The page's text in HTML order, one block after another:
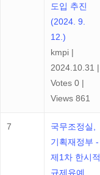
도입 추진
(2024. 9.
12.)
kmpi |
2024.10.31 |
Votes 0 |
Views 861
7
국무조정실,
기획재정부 -
제1차 한시적
규제유예